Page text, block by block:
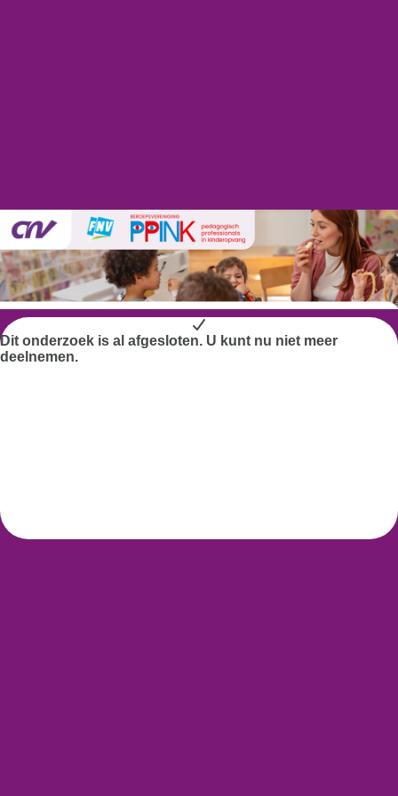
Dit onderzoek is al afgesloten. U kunt nu niet meer
deelnemen.